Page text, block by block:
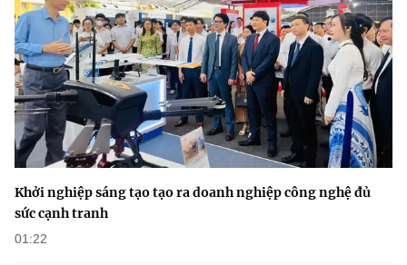
(Ghi rõ nguồn "https://mst.gov.vn" khi phát hành lại thông tin từ
website này)
Khởi nghiệp sáng tạo tạo ra doanh nghiệp công nghệ đủ
sức cạnh tranh
01:22